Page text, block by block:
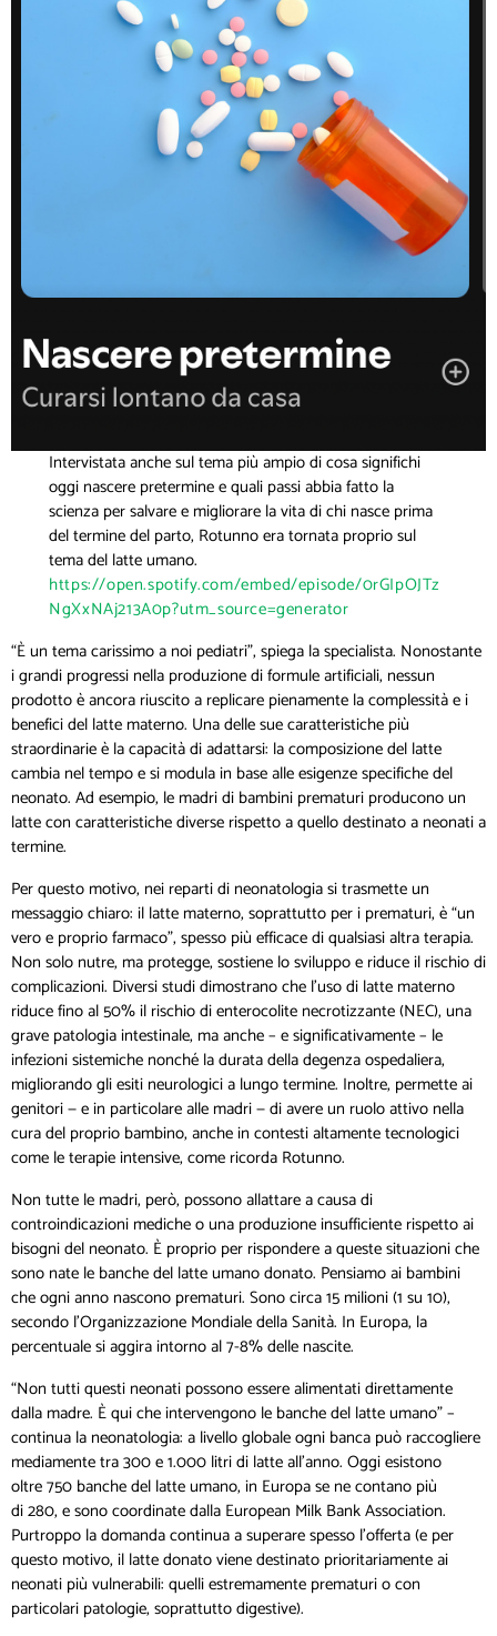
Intervistata anche sul tema più ampio di cosa significhi
oggi nascere pretermine e quali passi abbia fatto la
scienza per salvare e migliorare la vita di chi nasce prima
del termine del parto, Rotunno era tornata proprio sul
tema del latte umano.
https://open.spotify.com/embed/episode/0rGIpOJTz
NgXxNAj213A0p?utm_source=generator
“È un tema carissimo a noi pediatri”, spiega la specialista. Nonostante
i grandi progressi nella produzione di formule artificiali, nessun
prodotto è ancora riuscito a replicare pienamente la complessità e i
benefici del latte materno. Una delle sue caratteristiche più
straordinarie è la capacità di adattarsi: la composizione del latte
cambia nel tempo e si modula in base alle esigenze specifiche del
neonato. Ad esempio, le madri di bambini prematuri producono un
latte con caratteristiche diverse rispetto a quello destinato a neonati a
termine.
Per questo motivo, nei reparti di neonatologia si trasmette un
messaggio chiaro: il latte materno, soprattutto per i prematuri, è “un
vero e proprio farmaco”, spesso più efficace di qualsiasi altra terapia.
Non solo nutre, ma protegge, sostiene lo sviluppo e riduce il rischio di
complicazioni. Diversi studi dimostrano che l’uso di latte materno
riduce fino al 50% il rischio di enterocolite necrotizzante (NEC), una
grave patologia intestinale, ma anche – e significativamente – le
infezioni sistemiche nonché la durata della degenza ospedaliera,
migliorando gli esiti neurologici a lungo termine. Inoltre, permette ai
genitori — e in particolare alle madri — di avere un ruolo attivo nella
cura del proprio bambino, anche in contesti altamente tecnologici
come le terapie intensive, come ricorda Rotunno.
Non tutte le madri, però, possono allattare a causa di
controindicazioni mediche o una produzione insufficiente rispetto ai
bisogni del neonato. È proprio per rispondere a queste situazioni che
sono nate le banche del latte umano donato. Pensiamo ai bambini
che ogni anno nascono prematuri. Sono circa 15 milioni (1 su 10),
secondo l’Organizzazione Mondiale della Sanità. In Europa, la
percentuale si aggira intorno al 7-8% delle nascite.
“Non tutti questi neonati possono essere alimentati direttamente
dalla madre. È qui che intervengono le banche del latte umano” –
continua la neonatologia: a livello globale ogni banca può raccogliere
mediamente tra 300 e 1.000 litri di latte all’anno. Oggi esistono
oltre 750 banche del latte umano, in Europa se ne contano più
di 280, e sono coordinate dalla European Milk Bank Association.
Purtroppo la domanda continua a superare spesso l’offerta (e per
questo motivo, il latte donato viene destinato prioritariamente ai
neonati più vulnerabili: quelli estremamente prematuri o con
particolari patologie, soprattutto digestive).